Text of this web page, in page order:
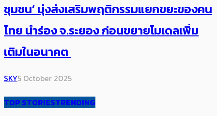
ชุมชน’ มุ่งส่งเสริมพฤติกรรมแยกขยะของคน
ไทย นำร่อง จ.ระยอง ก่อนขยายโมเดลเพิ่ม
เติมในอนาคต ​​
SKY5 October 2025
TOP STORIESTRENDING